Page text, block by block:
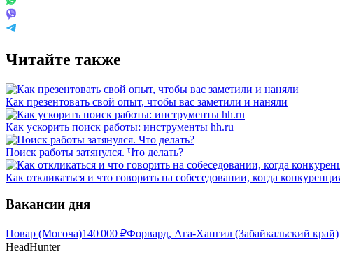
Читайте также
Как презентовать свой опыт, чтобы вас заметили и наняли
Как ускорить поиск работы: инструменты hh.ru
Поиск работы затянулся. Что делать?
Как откликаться и что говорить на собеседовании, когда
Вакансии дня
Повар (Могоча)140 000 ₽Форвард, Ага-Хангил (Забайкальский край)
HeadHunter